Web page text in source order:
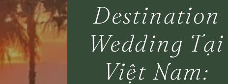
Destination
Wedding Tại
Việt Nam: